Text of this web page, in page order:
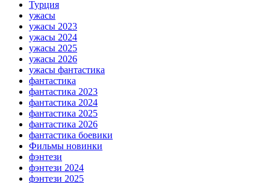
Турция
ужасы
ужасы 2023
ужасы 2024
ужасы 2025
ужасы 2026
ужасы фантастика
фантастика
фантастика 2023
фантастика 2024
фантастика 2025
фантастика 2026
фантастика боевики
Фильмы новинки
фэнтези
фэнтези 2024
фэнтези 2025